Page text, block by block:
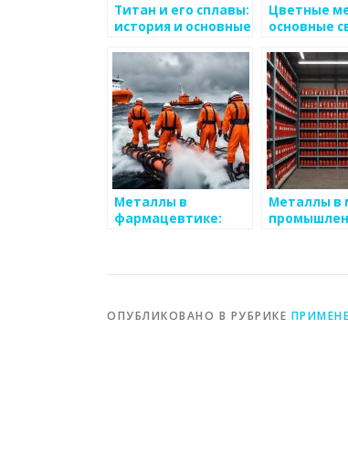
Титан и его сплавы:
история и основные
Цветные
основные
Металлы в
фармацевтике:
Металлы в
ОПУБЛИКОВАНО В РУБРИКЕ